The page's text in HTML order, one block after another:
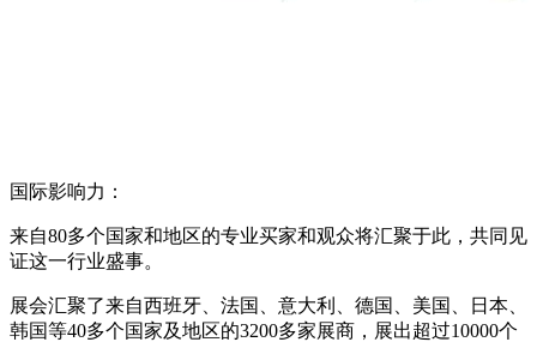
国际影响力：
来自80多个国家和地区的专业买家和观众将汇聚于此，共同见
证这一行业盛事。
展会汇聚了来自西班牙、法国、意大利、德国、美国、日本、
韩国等40多个国家及地区的3200多家展商，展出超过10000个